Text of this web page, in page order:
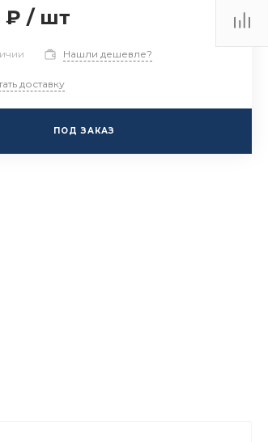
₽ / шт
Нашли дешевле?
доставку
ПОД ЗАКАЗ